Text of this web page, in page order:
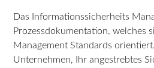
Das Informationssicherheits
Prozessdokumentation, welches
Management Standards
Unternehmen, Ihr angestrebtes